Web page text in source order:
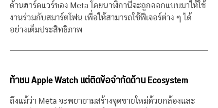
ด้านฮาร์ดแวร์ของ Meta โดยนาฬิกานี้จะถูกออกแบบมาให้ใช้
งานร่วมกับสมาร์ตโฟน เพื่อให้สามารถใช้ฟีเจอร์ต่าง ๆ ได้
อย่างเต็มประสิทธิภาพ
ท้าชน Apple Watch แต่ติดข้อจำกัดด้าน Ecosystem
ถึงแม้ว่า Meta จะพยายามสร้างจุดขายใหม่ด้วยกล้องและ